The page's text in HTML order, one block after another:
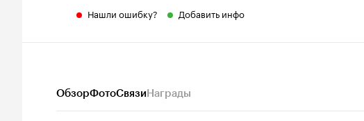
Нашли ошибку? Добавить инфо
ОбзорФотоСвязиНаграды